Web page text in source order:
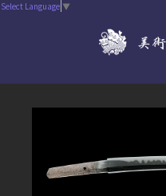
Select Language ▼